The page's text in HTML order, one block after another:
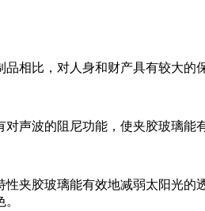
品相比，对人身和财产具有较大的
对声波的阻尼功能，使夹胶玻璃能
性夹胶玻璃能有效地减弱太阳光